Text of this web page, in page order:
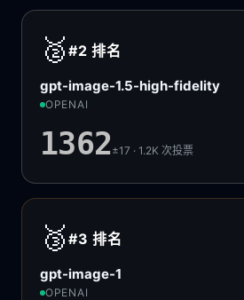
🥈 #2排名
gpt-image-1.5-high-fidelity
OPENAI
1362±17 · 1.2K次投票
🥉 #3排名
gpt-image-1
OPENAI